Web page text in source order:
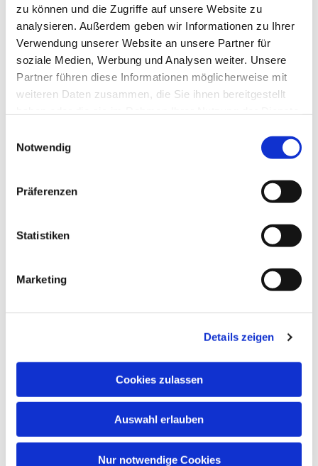
zu können und die Zugriffe auf unsere Website zu
analysieren. Außerdem geben wir Informationen zu Ihrer
Verwendung unserer Website an unsere Partner für
soziale Medien, Werbung und Analysen weiter. Unsere
Partner führen diese Informationen möglicherweise mit
weiteren Daten zusammen, die Sie ihnen bereitgestellt
Notwendig
Präferenzen
Statistiken
Marketing
Details zeigen
Cookies zulassen
Auswahl erlauben
Nur notwendige Cookies
Dies könnte Sie auch